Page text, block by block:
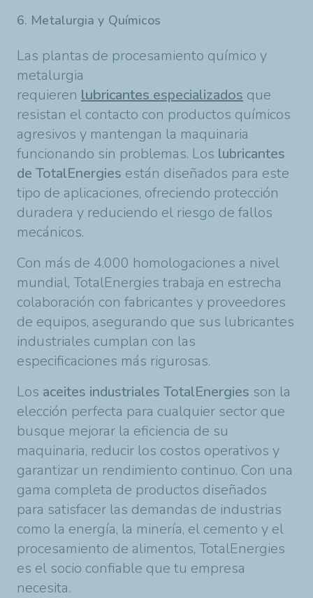
6. Metalurgia y Químicos
Las plantas de procesamiento químico y
metalurgia
requieren lubricantes especializados que
resistan el contacto con productos químicos
agresivos y mantengan la maquinaria
funcionando sin problemas. Los lubricantes
de TotalEnergies están diseñados para este
tipo de aplicaciones, ofreciendo protección
duradera y reduciendo el riesgo de fallos
mecánicos.
Con más de 4.000 homologaciones a nivel
mundial, TotalEnergies trabaja en estrecha
colaboración con fabricantes y proveedores
de equipos, asegurando que sus lubricantes
industriales cumplan con las
especificaciones más rigurosas.
Los aceites industriales TotalEnergies son la
elección perfecta para cualquier sector que
busque mejorar la eficiencia de su
maquinaria, reducir los costos operativos y
garantizar un rendimiento continuo. Con una
gama completa de productos diseñados
para satisfacer las demandas de industrias
como la energía, la minería, el cemento y el
procesamiento de alimentos, TotalEnergies
es el socio confiable que tu empresa
necesita.